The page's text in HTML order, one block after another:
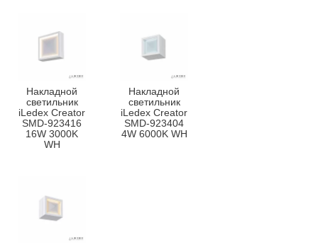
Накладной
светильник
iLedex Creator
SMD-923416
16W 3000K
WH
Накладной
светильник
iLedex Creator
SMD-923404
4W 6000K WH